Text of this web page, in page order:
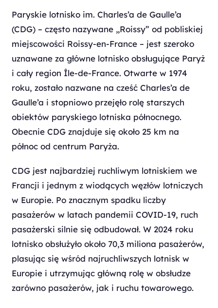
Paryskie lotnisko im. Charles’a de Gaulle’a
(CDG) – często nazywane „Roissy” od pobliskiej
miejscowości Roissy-en-France – jest szeroko
uznawane za główne lotnisko obsługujące Paryż
i cały region Île-de-France. Otwarte w 1974
roku, zostało nazwane na cześć Charles’a de
Gaulle’a i stopniowo przejęło rolę starszych
obiektów paryskiego lotniska północnego.
Obecnie CDG znajduje się około 25 km na
północ od centrum Paryża.
CDG jest najbardziej ruchliwym lotniskiem we
Francji i jednym z wiodących węzłów lotniczych
w Europie. Po znacznym spadku liczby
pasażerów w latach pandemii COVID-19, ruch
pasażerski silnie się odbudował. W 2024 roku
lotnisko obsłużyło około 70,3 miliona pasażerów,
plasując się wśród najruchliwszych lotnisk w
Europie i utrzymując główną rolę w obsłudze
zarówno pasażerów, jak i ruchu towarowego.